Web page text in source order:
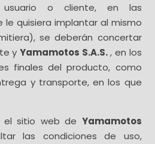
o cliente, en las
le quisiera implantar al mismo
se deberán concertar
y Yamamotos S.A.S., en los
finales del producto, como
y transporte, en los que
el sitio web de Yamamotos
las condiciones de uso,